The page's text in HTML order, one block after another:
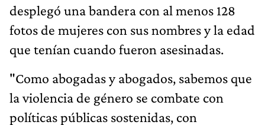
desplegó una bandera con al menos 128
fotos de mujeres con sus nombres y la edad
que tenían cuando fueron asesinadas.
"Como abogadas y abogados, sabemos que
la violencia de género se combate con
políticas públicas sostenidas, con